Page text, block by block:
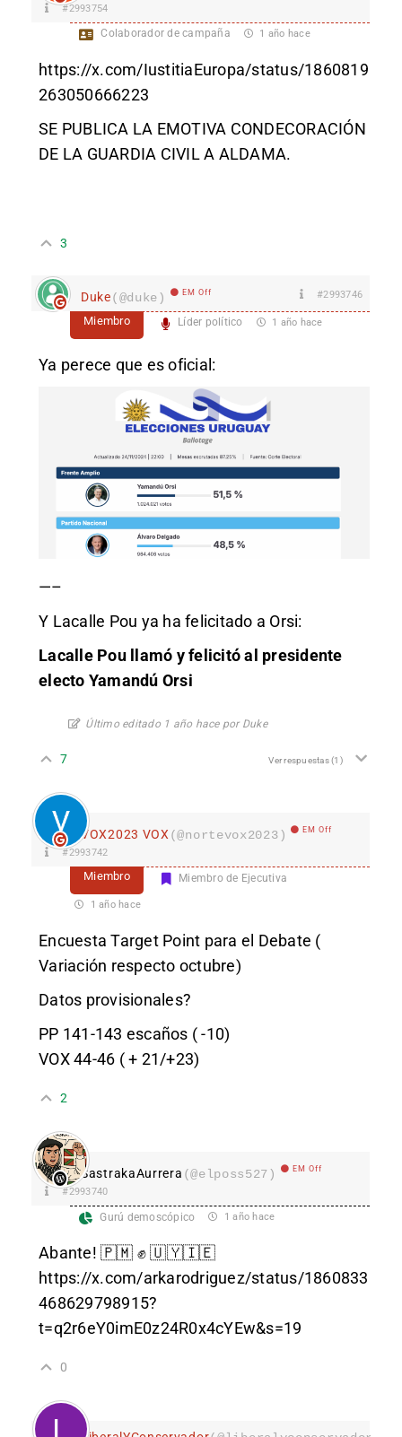
#2993754
Colaborador de campaña 1 año hace
https://x.com/IustitiaEuropa/status/1860819
263050666223
SE PUBLICA LA EMOTIVA CONDECORACIÓN
DE LA GUARDIA CIVIL A ALDAMA.
3
Duke(@duke) EM Off #2993746
Miembro Líder político 1 año hace
Ya perece que es oficial:
—–
Y Lacalle Pou ya ha felicitado a Orsi:
Lacalle Pou llamó y felicitó al presidente
electo Yamandú Orsi
Último editado 1 año hace por Duke
7 Ver respuestas(1)
VOX2023 VOX (@nortevox2023) EM Off
#2993742
Miembro Miembro de Ejecutiva
1 año hace
Encuesta Target Point para el Debate (
Variación respecto octubre)
Datos provisionales?
PP 141-143 escaños ( -10)
VOX 44-46 ( + 21/+23)
2
SastrakaAurrera (@elposs527) EM Off
#2993740
Gurú demoscópico 1 año hace
Abante! 🇵🇲 ✊ 🇺🇾🇮🇪
https://x.com/arkarodriguez/status/1860833
468629798915?
t=q2r6eY0imE0z24R0x4cYEw&s=19
0